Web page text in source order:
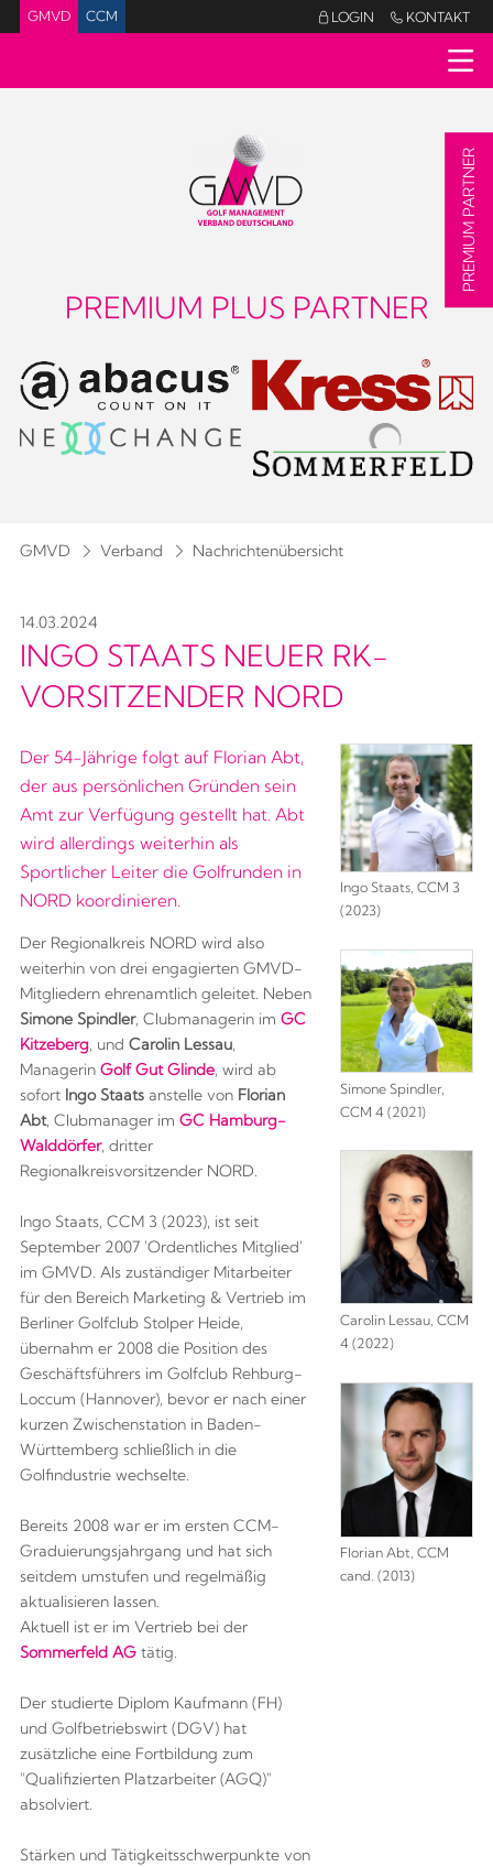
GMVD CCM LOGIN  KONTAKT
PREMIUM PLUS PARTNER
GMVD Verband Nachrichtenübersicht
14.03.2024
INGO STAATS NEUER RK-
VORSITZENDER NORD
Der 54-Jährige folgt auf Florian Abt,
der aus persönlichen Gründen sein
Amt zur Verfügung gestellt hat. Abt
wird allerdings weiterhin als
Sportlicher Leiter die Golfrunden in
NORD koordinieren.
Der Regionalkreis NORD wird also
weiterhin von drei engagierten GMVD-
Mitgliedern ehrenamtlich geleitet. Neben
Simone Spindler, Clubmanagerin im GC
Kitzeberg, und Carolin Lessau,
Managerin Golf Gut Glinde, wird ab
sofort Ingo Staatsanstelle von Florian
Abt, Clubmanager im GC Hamburg-
Walddörfer, dritter
Regionalkreisvorsitzender NORD.
Ingo Staats, CCM 3 (2023), ist seit
September 2007 'Ordentliches Mitglied'
im GMVD. Als zuständiger Mitarbeiter
für den Bereich Marketing & Vertrieb im
Berliner Golfclub Stolper Heide,
übernahm er 2008 die Position des
Geschäftsführers im Golfclub Rehburg-
Loccum (Hannover), bevor er nach einer
kurzen Zwischenstation in Baden-
Württemberg schließlich in die
Golfindustrie wechselte.
Bereits 2008 war er im ersten CCM-
Graduierungsjahrgang und hat sich
seitdem umstufen und regelmäßig
aktualisieren lassen.
Aktuell ist er im Vertrieb bei der
Sommerfeld AGtätig.
Der studierte Diplom Kaufmann (FH)
und Golfbetriebswirt (DGV) hat
zusätzliche eine Fortbildung zum
"Qualifizierten Platzarbeiter (AGQ)"
absolviert.
Stärken und Tätigkeitsschwerpunkte von
Ingo Staats, CCM 3
(2023)
Simone Spindler,
CCM 4 (2021)
Carolin Lessau, CCM
4 (2022)
Florian Abt, CCM
cand. (2013)
PREMIUM PARTNER